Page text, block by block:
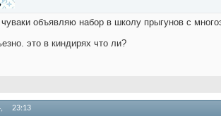
объявляю набор в школу прыгунов с
это в киндирях что ли?
23:13